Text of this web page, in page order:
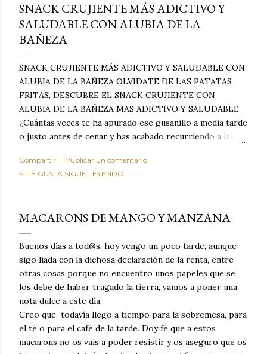
SNACK CRUJIENTE MÁS ADICTIVO Y
SALUDABLE CON ALUBIA DE LA
BAÑEZA
SNACK CRUJIENTE MÁS ADICTIVO Y SALUDABLE CON
ALUBIA DE LA BAÑEZA OLVIDATE DE LAS PATATAS
FRITAS, DESCUBRE EL SNACK CRUJIENTE CON
ALUBIA DE LA BAÑEZA MAS ADICTIVO Y SALUDABLE
¿Cuántas veces te ha apurado ese gusanillo a media tarde
o justo antes de cenar y has acabado recurriendo a las
típicas patatas de bolsa, frutos secos fritos o snacks
ultraprocesados llenos de grasas saturadas y sodio?
Todos hemos estado ahí. Sin embargo, cuidarse no tiene
satisface. Estas alubias crujientes al horno van a cambiar
por completo tu forma de ver las legumbres. Olvídate de
asociar las alubias únicamente a los guisos tradicionales y
copiosos de invierno. Con esta receta simple pero
revolucionaria, transformaremos un ingrediente tan
humilde como la alubia de La Bañeza en un snack ligero,
dorado, cargado de proteína y 100% natural. Es el
sustituto perfecto a los frutos se...
Compartir
Publicar un comentario
SI TE GUSTA SIGUE LEYENDO............
MACARONS DE MANGO Y MANZANA
Buenos días a tod@s, hoy vengo un poco tarde, aunque
sigo liada con la dichosa declaración de la renta, entre
otras cosas porque no encuentro unos papeles que se
los debe de haber tragado la tierra, vamos a poner una
nota dulce a este día.
Creo que todavía llego a tiempo para la sobremesa, para
el té o para el café de la tarde. Doy fé que a estos
macarons no os vais a poder resistir y os aseguro que os